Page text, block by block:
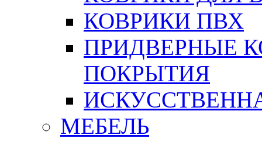
КОВРИКИ ПВХ
ПРИДВЕРНЫЕ
ПОКРЫТИЯ
МЕБЕЛЬ